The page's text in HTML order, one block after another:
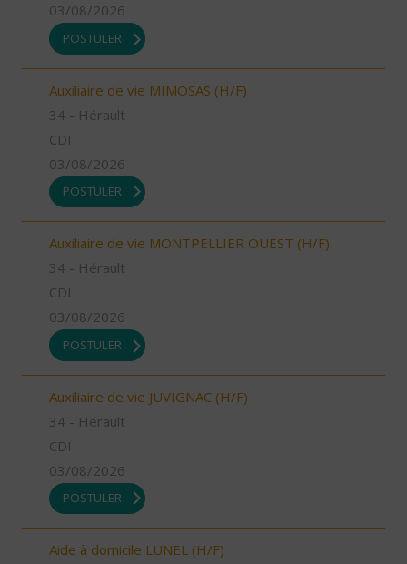
03/08/2026
POSTULER
Auxiliaire de vie MIMOSAS (H/F)
34 - Hérault
CDI
03/08/2026
POSTULER
Auxiliaire de vie MONTPELLIER OUEST (H/F)
34 - Hérault
CDI
03/08/2026
POSTULER
Auxiliaire de vie JUVIGNAC (H/F)
34 - Hérault
CDI
03/08/2026
POSTULER
Aide à domicile LUNEL (H/F)